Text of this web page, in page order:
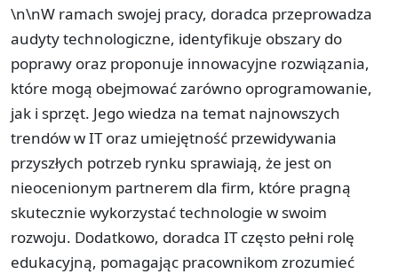
\n\nW ramach swojej pracy, doradca przeprowadza
audyty technologiczne, identyfikuje obszary do
poprawy oraz proponuje innowacyjne rozwiązania,
które mogą obejmować zarówno oprogramowanie,
jak i sprzęt. Jego wiedza na temat najnowszych
trendów w IT oraz umiejętność przewidywania
przyszłych potrzeb rynku sprawiają, że jest on
nieocenionym partnerem dla firm, które pragną
skutecznie wykorzystać technologie w swoim
rozwoju. Dodatkowo, doradca IT często pełni rolę
edukacyjną, pomagając pracownikom zrozumieć